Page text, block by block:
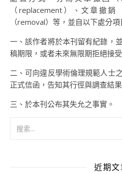
（replacement）、文章撤
（removal）等，並自以下處分
一、該作者將於本刊留有紀錄，
稿期限，或者未來無限期拒絕接
二、可向違反學術倫理規範人士
正式信函，告知其行徑與調查結果
三、於本刊公布其失允之事實。
近期文